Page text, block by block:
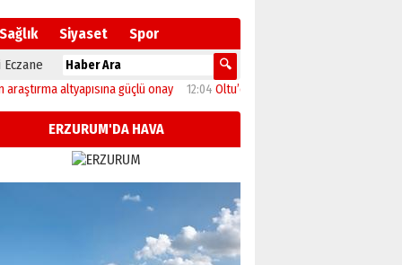
Sağlık Siyaset Spor
altyapısına güçlü onay 12:04 Oltu’da festival coşkusu konserle zirveye
ERZURUM'DA HAVA